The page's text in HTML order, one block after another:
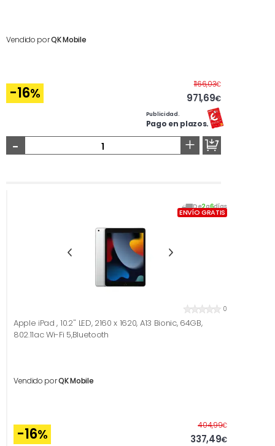
Vendido porQK Mobile
-16%
1166,03€Antes
971,69€
Publicidad.
Pago en plazos.
- +
De2a6días
ENVÍO GRATIS
0
Apple iPad , 10.2'' LED, 2160 x 1620, A13 Bionic, 64GB,
802.11ac Wi-Fi 5,Bluetooth
Vendido porQK Mobile
-16%
404,99€Antes
337,49€